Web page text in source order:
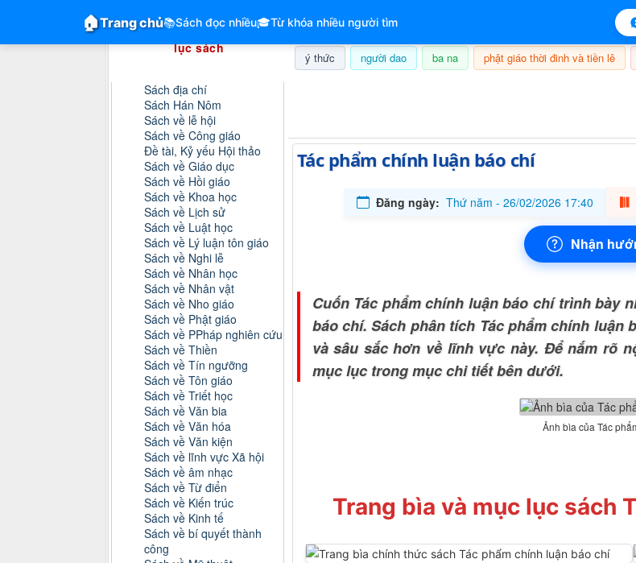
🏠Trang chủ📚Sách đọc nhiều🎓Từ khóa nhiều người tìm
ý thức người dao ba na phật giáo thời đinh và tiền lê
Tác phẩm chính luận báo chí
Đăng ngày: Thứ năm - 26/02/2026 17:40
Nhận
Cuốn Tác phẩm chính luận báo chí trình bày
báo chí. Sách phân tích Tác phẩm chính
và sâu sắc hơn về lĩnh vực này. Để nắm rõ
mục lục trong mục chi tiết bên dưới.
Ảnh bìa của Tác
Trang bìa và mục lục sách
Hệ thống hóa tài liệu & mục
lục sách
Sách địa chí
Sách Hán Nôm
Sách về lễ hội
Sách về Công giáo
Đề tài, Kỷ yếu Hội thảo
Sách về Giáo dục
Sách về Hồi giáo
Sách về Khoa học
Sách về Lịch sử
Sách về Luật học
Sách về Lý luận tôn giáo
Sách về Nghi lễ
Sách về Nhân học
Sách về Nhân vật
Sách về Nho giáo
Sách về Phật giáo
Sách về PPháp nghiên cứu
Sách về Thiền
Sách về Tín ngưỡng
Sách về Tôn giáo
Sách về Triết học
Sách về Văn bia
Sách về Văn hóa
Sách về Văn kiện
Sách về lĩnh vực Xã hội
Sách về âm nhạc
Sách về Từ điển
Sách về Kiến trúc
Sách về Kinh tế
Sách về bí quyết thành
công